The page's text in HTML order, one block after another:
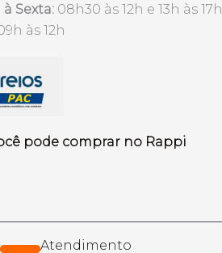
Sexta: 08h30 às 12h e 13h às 17h
às 12h
pode comprar no Rappi
Atendimento